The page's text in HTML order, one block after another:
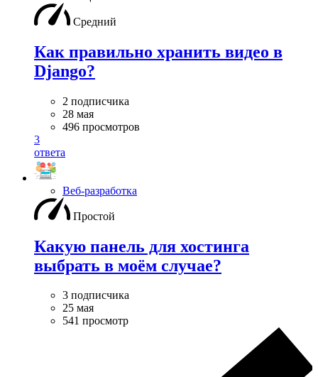
Средний
Как правильно хранить видео в
Django?
2 подписчика
28 мая
496 просмотров
3
ответа
Веб-разработка
Простой
Какую панель для хостинга
выбрать в моём случае?
3 подписчика
25 мая
541 просмотр